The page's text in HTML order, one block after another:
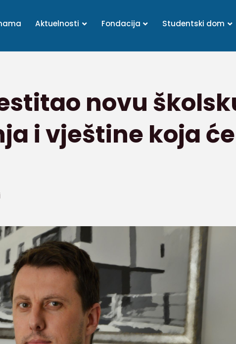
Aktuelnosti Fondacija Studentski dom
novu
i vještine koja